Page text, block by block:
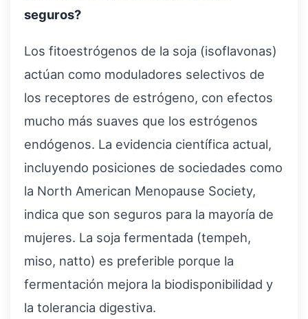
seguros?
Los fitoestrógenos de la soja (isoflavonas)
actúan como moduladores selectivos de
los receptores de estrógeno, con efectos
mucho más suaves que los estrógenos
endógenos. La evidencia científica actual,
incluyendo posiciones de sociedades como
la North American Menopause Society,
indica que son seguros para la mayoría de
mujeres. La soja fermentada (tempeh,
miso, natto) es preferible porque la
fermentación mejora la biodisponibilidad y
la tolerancia digestiva.